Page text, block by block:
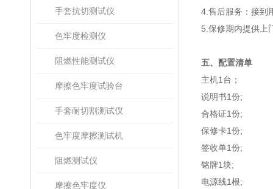
手套抗切测试仪
色牢度检测仪
阻燃性能测试仪
摩擦色牢度试验台
手套耐切割测试仪
色牢度摩擦测试机
阻燃测试仪
摩擦色牢度仪
4.售后服务：接到
5.保修期内提供上
五、配置清单
主机1台；
说明书1份;
合格证1份;
保修卡1份;
签收单1份;
铭牌1块;
电源线1根;